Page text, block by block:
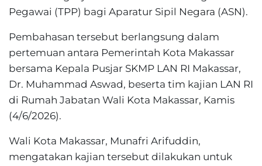
Pegawai (TPP) bagi Aparatur Sipil Negara (ASN).
Pembahasan tersebut berlangsung dalam
pertemuan antara Pemerintah Kota Makassar
bersama Kepala Pusjar SKMP LAN RI Makassar,
Dr. Muhammad Aswad, beserta tim kajian LAN RI
di Rumah Jabatan Wali Kota Makassar, Kamis
(4/6/2026).
Wali Kota Makassar, Munafri Arifuddin,
mengatakan kajian tersebut dilakukan untuk